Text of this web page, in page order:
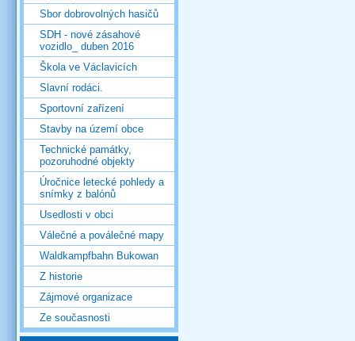
Sbor dobrovolných hasičů
SDH - nové zásahové
vozidlo_ duben 2016
Škola ve Václavicích
Slavní rodáci.
Sportovní zařízení
Stavby na území obce
Technické památky,
pozoruhodné objekty
Úročnice letecké pohledy a
snímky z balónů
Usedlosti v obci
Válečné a poválečné mapy
Waldkampfbahn Bukowan
Z historie
Zájmové organizace
Ze současnosti